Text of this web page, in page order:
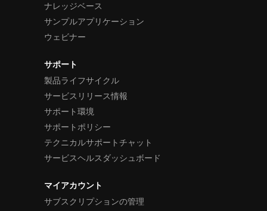
ナレッジベース
サンプルアプリケーション
ウェビナー
サポート
製品ライフサイクル
サービスリリース情報
サポート環境
サポートポリシー
テクニカルサポートチャット
サービスヘルスダッシュボード
マイアカウント
サブスクリプションの管理